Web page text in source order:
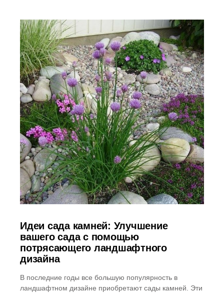
Идеи сада камней: Улучшение
вашего сада с помощью
потрясающего ландшафтного
дизайна
В последние годы все большую популярность в
ландшафтном дизайне приобретают сады камней. Эти